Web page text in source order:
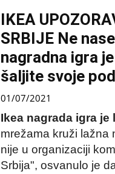
IKEA
SRBIJE Ne
nagradna igra
šaljite svoje
01/07/2021
Ikea nagrada igra je
mrežama kruži lažna
nije u organizaciji
Srbija", osvanulo je